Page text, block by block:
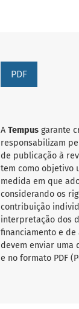
PDF
A Tempus garante
responsabilizam
de publicação à
tem como objetivo
medida em que
considerando os
contribuição
interpretação dos
financiamento e
devem enviar uma
e no formato PDF